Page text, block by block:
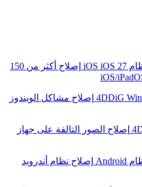
iOS 27
إصلاح أكثر من 150
4DDiG إصلاح مشاكل الويندوز
إصلاح الصور التالفة على جهاز
إصلاح نظام أندرويد